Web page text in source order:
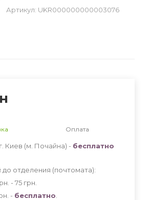
Артикул: UKR000000000003076
Оплата
Киев (м. Почайна) - бесплатно
отделения (почтомата):
- 75 грн
- бесплатно